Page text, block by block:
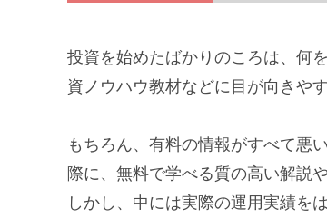
投資を始めたばかりのころは、何
資ノウハウ教材などに目が向きや
もちろん、有料の情報がすべて悪
際に、無料で学べる質の高い解説
しかし、中には実際の運用実績を